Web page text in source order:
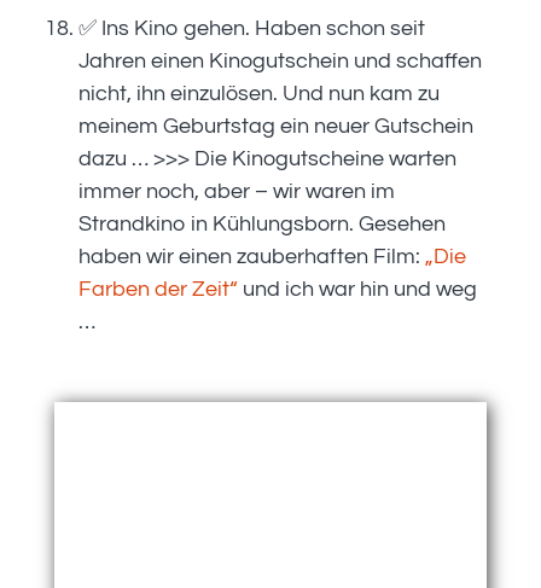
✅ Ins Kino gehen. Haben schon seit
Jahren einen Kinogutschein und schaffen
nicht, ihn einzulösen. Und nun kam zu
meinem Geburtstag ein neuer Gutschein
dazu … >>> Die Kinogutscheine warten
immer noch, aber – wir waren im
Strandkino in Kühlungsborn. Gesehen
haben wir einen zauberhaften Film: „Die
Farben der Zeit“ und ich war hin und weg
…